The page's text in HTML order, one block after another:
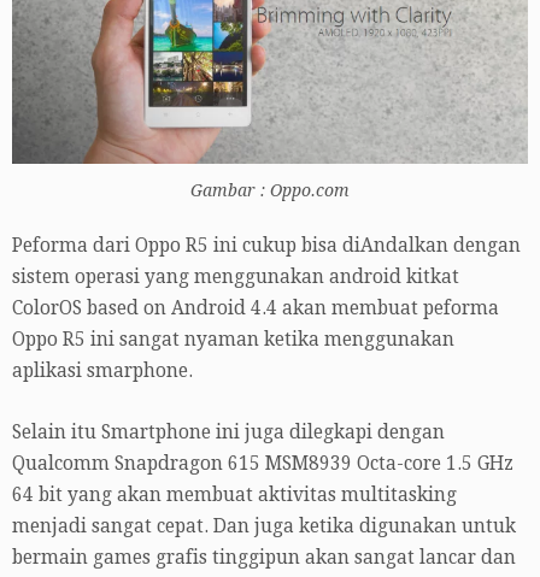
Gambar : Oppo.com
Peforma dari Oppo R5 ini cukup bisa diAndalkan dengan
sistem operasi yang menggunakan android kitkat
ColorOS based on Android 4.4 akan membuat peforma
Oppo R5 ini sangat nyaman ketika menggunakan
aplikasi smarphone.
Selain itu Smartphone ini juga dilegkapi dengan
Qualcomm Snapdragon 615 MSM8939 Octa-core 1.5 GHz
64 bit yang akan membuat aktivitas multitasking
menjadi sangat cepat. Dan juga ketika digunakan untuk
bermain games grafis tinggipun akan sangat lancar dan